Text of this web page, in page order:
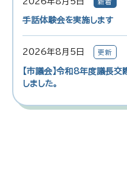
新着
手話体験会を実施します
2026年8月5日 更新
【市議会】令和8年度議長
しました。